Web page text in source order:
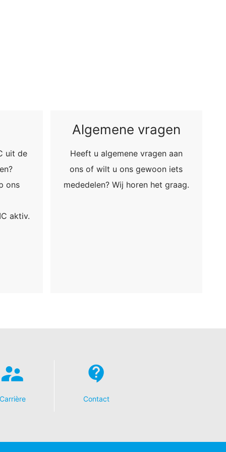
uit de
ons
aktiv.
Algemene vragen
Heeft u algemene vragen aan
ons of wilt u ons gewoon iets
mededelen? Wij horen het graag.
Carrière Contact
de meest strenge voorschriften
pagina's is YouTube, LLC, 901
naar overige ontvangers.
reeds verleende toestemming te allen
de reeds uitgevoerde processen
van individuele